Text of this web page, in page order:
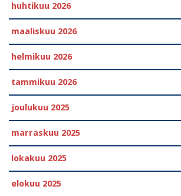
huhtikuu 2026
maaliskuu 2026
helmikuu 2026
tammikuu 2026
joulukuu 2025
marraskuu 2025
lokakuu 2025
elokuu 2025